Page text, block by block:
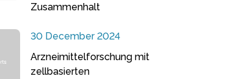
Zusammenhalt
30 December 2024
Arzneimittelforschung mit
zellbasierten